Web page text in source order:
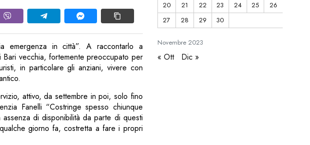
emergenza in città”. A raccontarlo a
vecchia, fortemente preoccupato per
in particolare gli anziani, vivere con
attivo, da settembre in poi, solo fino
Fanelli “Costringe spesso chiunque
di disponibilità da parte di questi
giorno fa, costretta a fare i propri
Novembre2023
20
21 22 23 24 25
26
27
28 29 30
« Ott Dic »